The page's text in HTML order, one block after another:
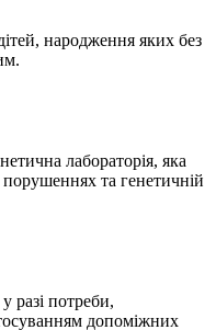
народження яких без
лабораторія, яка
порушеннях та генетичній
разі потреби,
допоміжних